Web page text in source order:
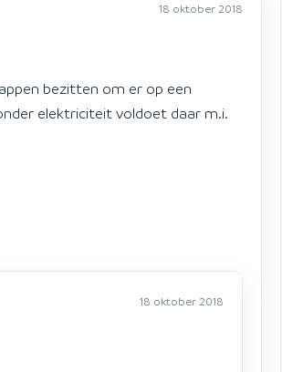
18 oktober 2018
bezitten om er op een
elektriciteit voldoet daar m.i.
18 oktober 2018